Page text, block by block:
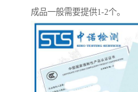
成品一般需要提供1-2个。